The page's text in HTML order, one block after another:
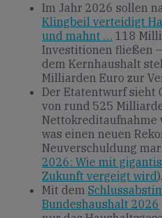
Im Jahr 2026 sollen
Klingbeil verteidigt
und mahnt … 118
Investitionen fließen
dem Kernhaushalt
Milliarden Euro zur
Der Etatentwurf sieht
von rund 525
Nettokreditaufnahme
was einen neuen
Neuverschuldung
2026: Wie mit
Zukunft vergeigt wird).
Mit dem
Bundeshaushalt 2026